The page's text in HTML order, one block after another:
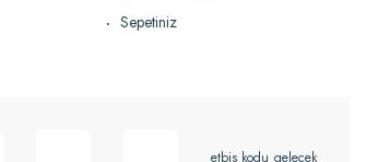
Sepetiniz
etbis kodu gelecek